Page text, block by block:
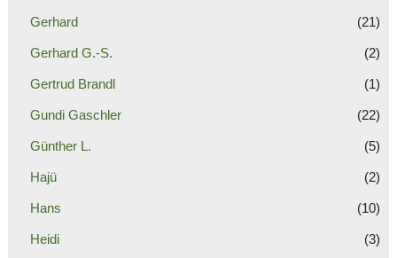
Gerhard (21)
Gerhard G.-S. (2)
Gertrud Brandl (1)
Gundi Gaschler (22)
Günther L. (5)
Hajü (2)
Hans (10)
Heidi (3)